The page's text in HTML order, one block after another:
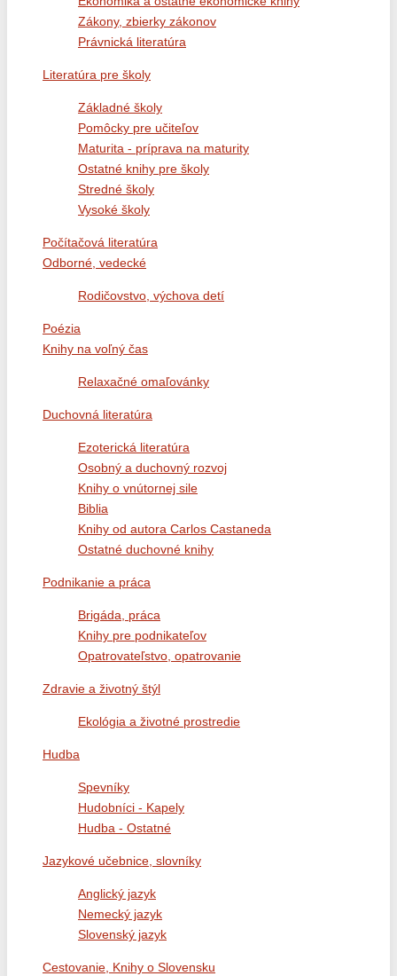
Zákony, zbierky zákonov
Právnická literatúra
Literatúra pre školy
Základné školy
Pomôcky pre učiteľov
Maturita - príprava na maturity
Ostatné knihy pre školy
Stredné školy
Vysoké školy
Počítačová literatúra
Odborné, vedecké
Rodičovstvo, výchova detí
Poézia
Knihy na voľný čas
Relaxačné omaľovánky
Duchovná literatúra
Ezoterická literatúra
Osobný a duchovný rozvoj
Knihy o vnútornej sile
Biblia
Knihy od autora Carlos Castaneda
Ostatné duchovné knihy
Podnikanie a práca
Brigáda, práca
Knihy pre podnikateľov
Opatrovateľstvo, opatrovanie
Zdravie a životný štýl
Ekológia a životné prostredie
Hudba
Spevníky
Hudobníci - Kapely
Hudba - Ostatné
Jazykové učebnice, slovníky
Anglický jazyk
Nemecký jazyk
Slovenský jazyk
Cestovanie, Knihy o Slovensku